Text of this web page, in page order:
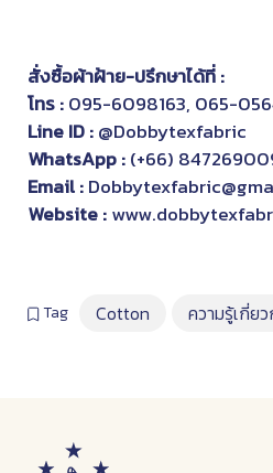
สั่งซื้อผ้าฝ้าย-ปรึกษาได้ที่ :
โทร :095-6098163, 065-
Line ID :@Dobbytexfabric
WhatsApp :(+66)
Email :
Website :
Tag Cotton ความรู้เกี่ย